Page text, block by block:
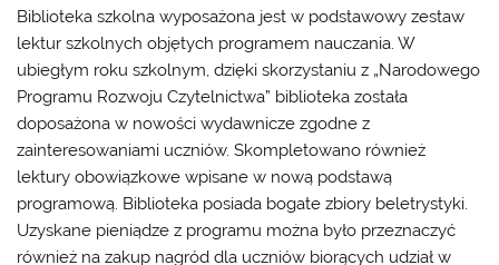
Biblioteka szkolna wyposażona jest w podstawowy zestaw
lektur szkolnych objętych programem nauczania. W
ubiegłym roku szkolnym, dzięki skorzystaniu z „Narodowego
Programu Rozwoju Czytelnictwa” biblioteka została
doposażona w nowości wydawnicze zgodne z
zainteresowaniami uczniów. Skompletowano również
lektury obowiązkowe wpisane w nową podstawą
programową. Biblioteka posiada bogate zbiory beletrystyki.
Uzyskane pieniądze z programu można było przeznaczyć
również na zakup nagród dla uczniów biorących udział w